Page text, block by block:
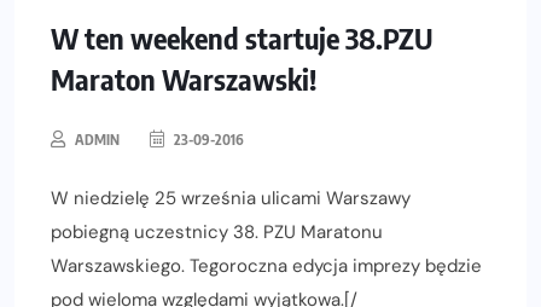
W ten weekend startuje 38.PZU
Maraton Warszawski!
ADMIN 23-09-2016
W niedzielę 25 września ulicami Warszawy
pobiegną uczestnicy 38. PZU Maratonu
Warszawskiego. Tegoroczna edycja imprezy będzie
pod wieloma względami wyjątkowa.[/